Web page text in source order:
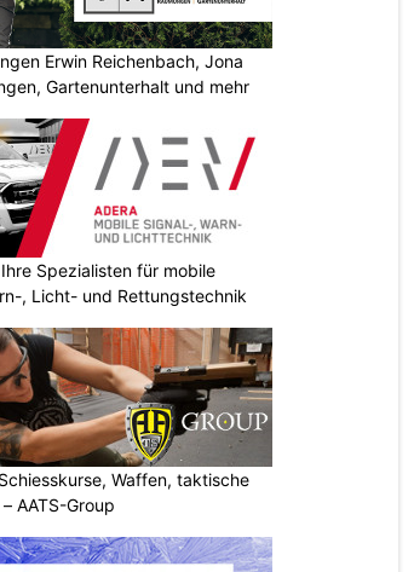
Erwin Reichenbach, Jona
Gartenunterhalt und mehr
Ihre Spezialisten für mobile
, Licht- und Rettungstechnik
Waffen, taktische
AATS-Group